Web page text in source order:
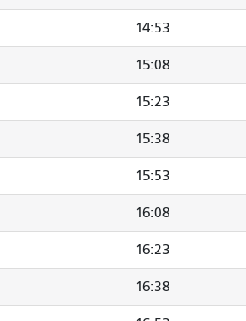
14:53
15:08
15:23
15:38
15:53
16:08
16:23
16:38